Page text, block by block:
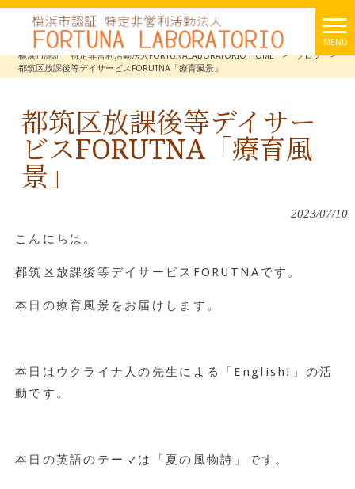
MENU
横浜市認証 特定非営利活動法人FORTUNALABORATORIO HOME
> ブログ
>
都筑区放課後等デイサービスFORUTNA「療育風景」
都筑区放課後等デイサー
ビスFORUTNA「療育風
景」
2023/07/10
こんにちは。
都筑区放課後等デイサービスFORUTNAです。
本日の療育風景をお届けします。
本日はウクライナ人の先生による「English!」の活
動です。
本日の英語のテーマは「夏の風物詩」です。